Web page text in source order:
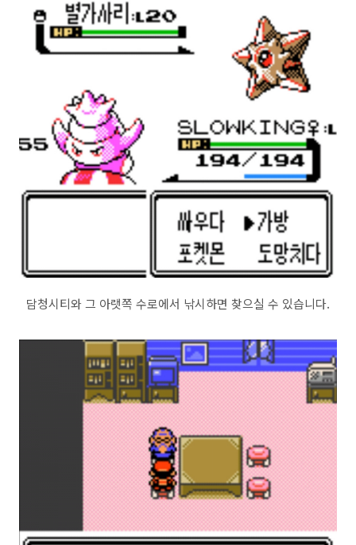
담청시티와 그 아랫쪽 수로에서 낚시하면 찾으실 수 있습니다.